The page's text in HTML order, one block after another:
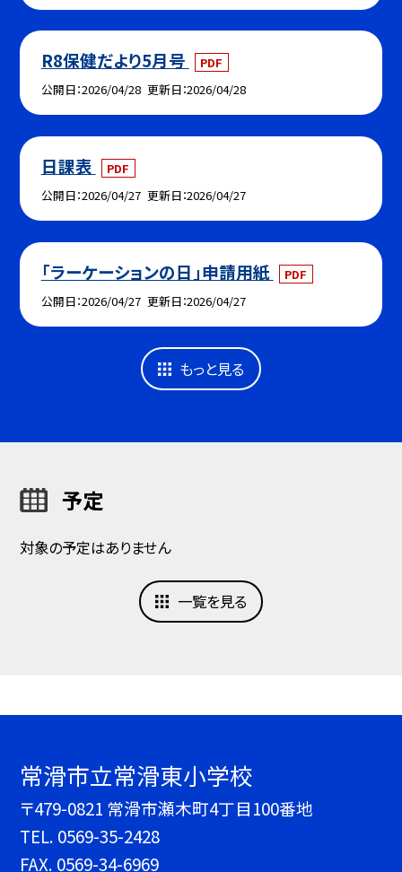
R8保健だより5月号
PDF
公開日 2026/04/28 更新日 2026/04/28
日課表
PDF
公開日 2026/04/27 更新日 2026/04/27
「ラーケーションの日」申請用紙
PDF
公開日 2026/04/27 更新日 2026/04/27
もっと見る
予定
対象の予定はありません
一覧を見る
常滑市立常滑東小学校
〒479-0821 常滑市瀬木町4丁目100番地
TEL. 0569-35-2428
FAX. 0569-34-6969